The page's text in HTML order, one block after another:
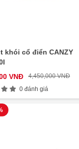
khói cổ điển CANZY
VNĐ
4,450,000 VNĐ
0 đánh giá